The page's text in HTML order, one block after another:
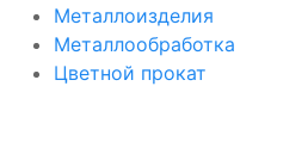
Металлоизделия
Металлообработка
Цветной прокат